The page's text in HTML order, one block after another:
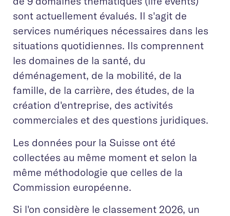
sont actuellement évalués. Il s'agit de
services numériques nécessaires dans les
situations quotidiennes. Ils comprennent
les domaines de la santé, du
déménagement, de la mobilité, de la
famille, de la carrière, des études, de la
création d'entreprise, des activités
commerciales et des questions juridiques.
Les données pour la Suisse ont été
collectées au même moment et selon la
même méthodologie que celles de la
Commission européenne.
Si l'on considère le classement 2026, un